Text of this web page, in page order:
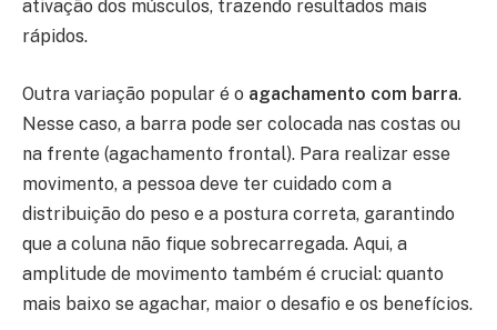
ativação dos músculos, trazendo resultados mais
rápidos.
Outra variação popular é o agachamento com barra.
Nesse caso, a barra pode ser colocada nas costas ou
na frente (agachamento frontal). Para realizar esse
movimento, a pessoa deve ter cuidado com a
distribuição do peso e a postura correta, garantindo
que a coluna não fique sobrecarregada. Aqui, a
amplitude de movimento também é crucial: quanto
mais baixo se agachar, maior o desafio e os benefícios.